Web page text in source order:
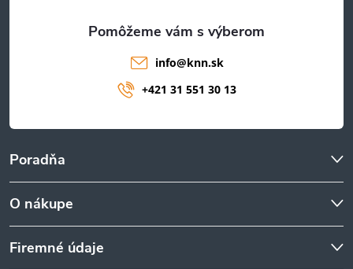
Poradňa
O nákupe
Firemné údaje
info@knn.sk
+421 31 551 30 13